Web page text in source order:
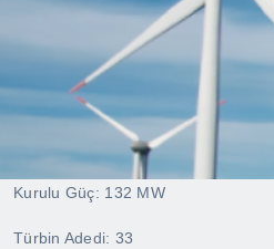
Kurulu Güç: 132 MW
Türbin Adedi: 33